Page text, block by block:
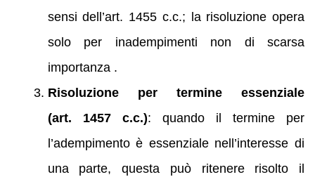
sensi dell’art. 1455 c.c.; la risoluzione opera
solo per inadempimenti non di scarsa
importanza .
Risoluzione per termine essenziale
(art. 1457 c.c.): quando il termine per
l’adempimento è essenziale nell’interesse di
una parte, questa può ritenere risolto il